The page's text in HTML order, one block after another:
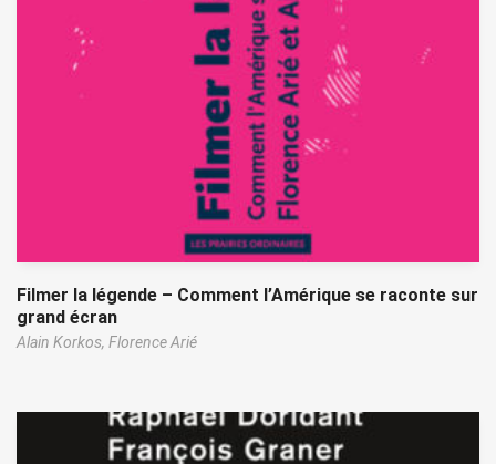
Filmer la légende – Comment l’Amérique se raconte sur
grand écran
Alain Korkos, Florence Arié